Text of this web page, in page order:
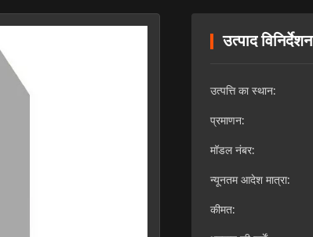
उत्पाद विनिर्देशन
उत्पत्ति का स्थान:
प्रमाणन:
मॉडल नंबर:
न्यूनतम आदेश मात्रा:
कीमत: